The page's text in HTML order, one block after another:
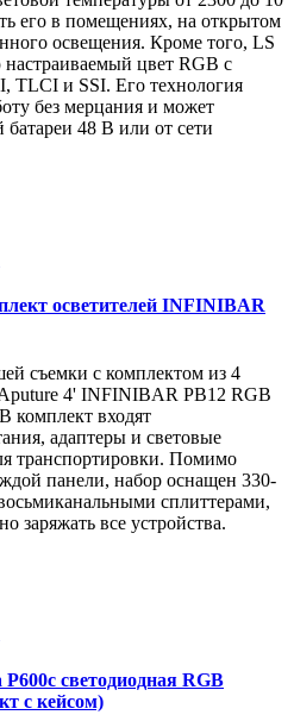
его в помещениях, на открытом
освещения. Кроме того, LS
цвет RGB с
TLCI и SSI. Его технология
без мерцания и может
батареи 48 В или от сети
осветителей INFINIBAR
съемки с комплектом из 4
4' INFINIBAR PB12 RGB
комплект входят
адаптеры и световые
транспортировки. Помимо
панели, набор оснащен 330-
сплиттерами,
заряжать все устройства.
светодиодная RGB
с кейсом)